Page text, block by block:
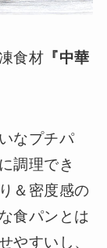
食材 『中華
なプチパ
調理でき
＆密度感の
食パンとは
やすいし、